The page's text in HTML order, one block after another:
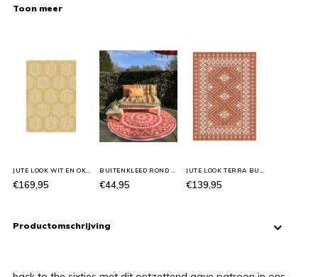
Toon meer
€169,95 €44,95 €139,95
Productomschrijving